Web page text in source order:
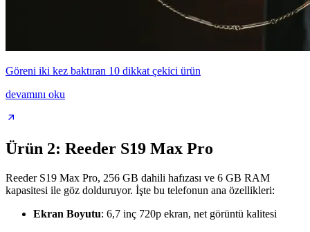
Göreni iki kez baktıran 10 dikkat çekici ürün
devamını oku
Ürün 2: Reeder S19 Max Pro
Reeder S19 Max Pro, 256 GB dahili hafızası ve 6 GB RAM
kapasitesi ile göz dolduruyor. İşte bu telefonun ana özellikleri:
Ekran Boyutu: 6,7 inç 720p ekran, net görüntü kalitesi